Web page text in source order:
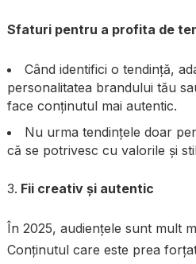
Sfaturi pentru a profita de
Când identifici o tendință,
personalitatea brandului tău
face conținutul mai autentic.
Nu urma tendințele doar
că se potrivesc cu valorile și
Fii creativ și autentic
În 2025, audiențele sunt mult
Conținutul care este prea